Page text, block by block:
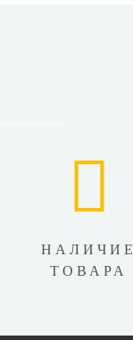
НАЛИЧИЕ
ТОВАРА